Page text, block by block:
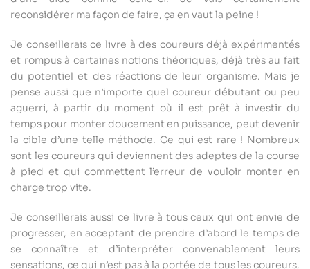
reconsidérer ma façon de faire, ça en vaut la peine !
Je conseillerais ce livre à des coureurs déjà expérimentés
et rompus à certaines notions théoriques, déjà très au fait
du potentiel et des réactions de leur organisme. Mais je
pense aussi que n’importe quel coureur débutant ou peu
aguerri, à partir du moment où il est prêt à investir du
temps pour monter doucement en puissance, peut devenir
la cible d’une telle méthode. Ce qui est rare ! Nombreux
sont les coureurs qui deviennent des adeptes de la course
à pied et qui commettent l’erreur de vouloir monter en
charge trop vite.
Je conseillerais aussi ce livre à tous ceux qui ont envie de
progresser, en acceptant de prendre d’abord le temps de
se connaître et d’interpréter convenablement leurs
sensations, ce qui n’est pas à la portée de tous les coureurs,